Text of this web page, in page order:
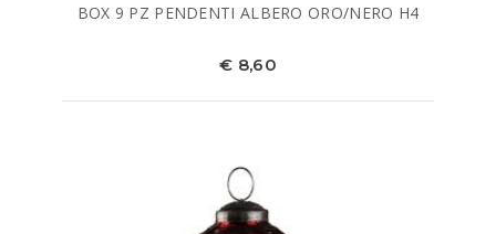
BOX 9 PZ PENDENTI ALBERO ORO/NERO H4
€ 8,60